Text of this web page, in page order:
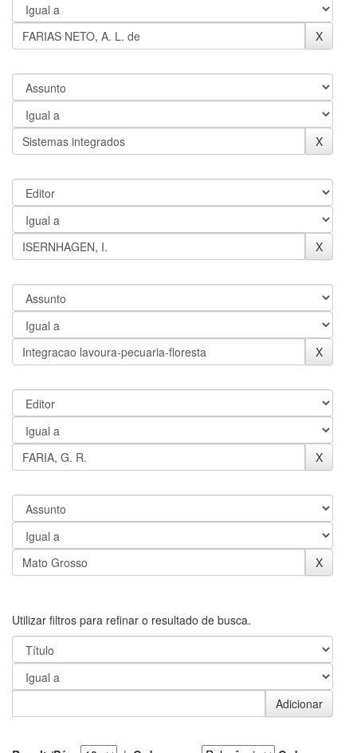
Utilizar filtros para refinar o resultado de busca.